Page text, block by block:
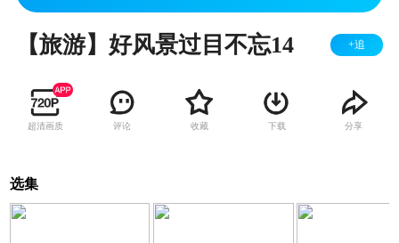
【旅游】好风景过目不忘14 +追
超清画质 评论 收藏 下载 分享
选集